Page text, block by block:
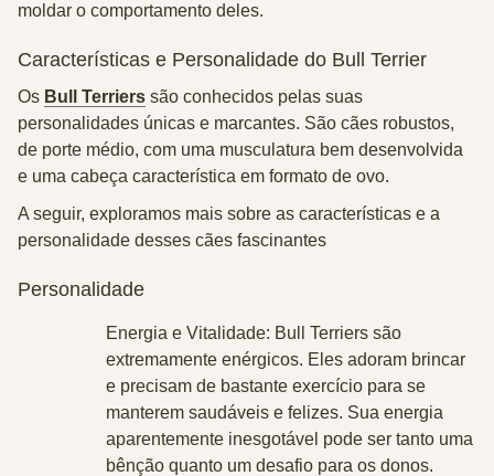
moldar o comportamento deles.
Características e Personalidade do Bull Terrier
Os Bull Terriers são conhecidos pelas suas
personalidades únicas e marcantes. São cães robustos,
de porte médio, com uma musculatura bem desenvolvida
e uma cabeça característica em formato de ovo.
A seguir, exploramos mais sobre as características e a
personalidade desses cães fascinantes
Personalidade
Energia e Vitalidade: Bull Terriers são
extremamente enérgicos. Eles adoram brincar
e precisam de bastante exercício para se
manterem saudáveis e felizes. Sua energia
aparentemente inesgotável pode ser tanto uma
bênção quanto um desafio para os donos.